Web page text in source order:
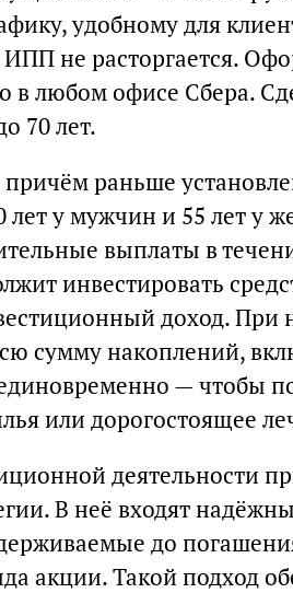
удобному для
ИПП не расторгается.
в любом офисе Сбера.
70 лет.
раньше
лет у мужчин и 55 лет у
выплаты в
инвестировать
доход. При
сумму накоплений,
— чтобы
или дорогостоящее
деятельности
В неё входят
до
акции. Такой подход